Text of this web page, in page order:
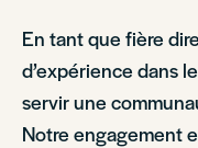
En tant que fière
d’expérience dans
servir une
Notre engagement